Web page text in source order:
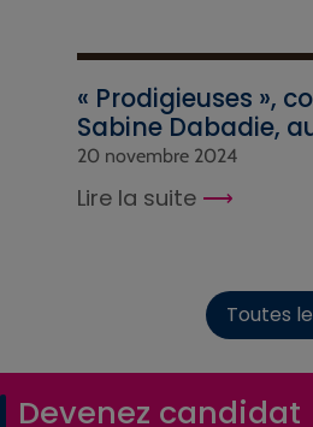
« Prodigieuses »,
Sabine Dabadie,
20 novembre 2024
Lire la suite
Toutes
Devenez candidat